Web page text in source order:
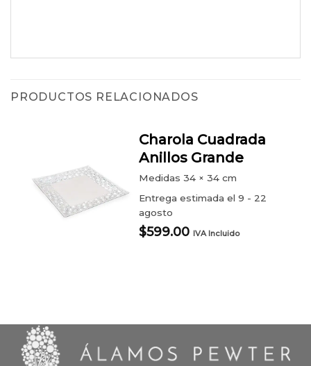
PRODUCTOS RELACIONADOS
Charola Cuadrada
Anillos Grande
Medidas34 × 34 cm
Entrega estimada el 9 - 22
agosto
$599.00 IVA Incluido